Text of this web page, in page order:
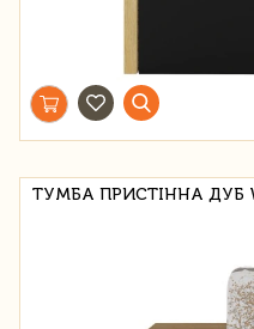
ТУМБА ПРИСТІННА ДУБ